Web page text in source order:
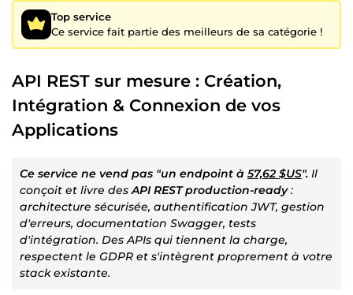
Top service
Ce service fait partie des meilleurs de sa catégorie !
API REST sur mesure : Création,
Intégration & Connexion de vos
Applications
Ce service ne vend pas "un endpoint à 57,62 $US". Il
conçoit et livre desAPI REST production-ready:
architecture sécurisée, authentification JWT, gestion
d'erreurs, documentation Swagger, tests
d'intégration. Des APIs qui tiennent la charge,
respectent le GDPR et s'intègrent proprement à votre
stack existante.